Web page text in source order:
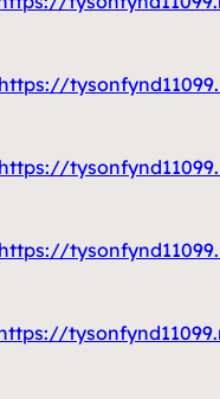
https://tysonfynd11099.madmouseblog.com/3049625/
https://tysonfynd11099.madmouseblog.com/3049629/
https://tysonfynd11099.madmouseblog.com/3049682/
https://tysonfynd11099.madmouseblog.com/3049690/